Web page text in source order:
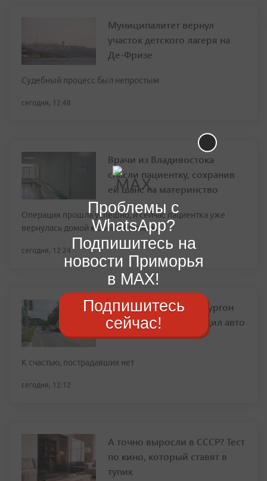
Муниципалитет вернул
участок детского лагеря на
Де-Фризе
Судебный процесс был непростым
сегодня, 12:48
Врачи из Владивостока
спасли пациентку, сохранив
ей шанс на материнство
Операция прошла успешно, и сейчас пациентка уже
вернулась домой к своим близким
сегодня, 12:24
В Находке грузовой фургон
опрокинулся и повредил авто
К счастью, пострадавших нет
сегодня, 12:12
А точно выросли в СССР? Тест
по кино, который ставят в
тупик
Проблемы с
WhatsApp?
Подпишитесь на
новости Приморья
в MAX!
Подпишитесь
сейчас!